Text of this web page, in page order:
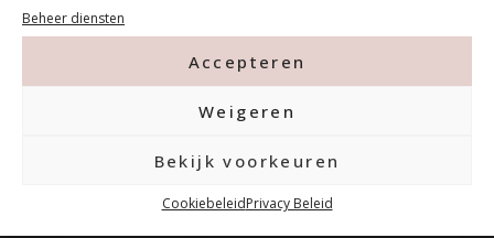
Beheer diensten
Accepteren
Weigeren
Bekijk voorkeuren
CookiebeleidPrivacy Beleid